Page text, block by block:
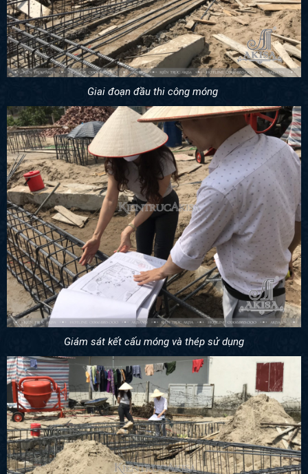
Giai đoạn đầu thi công móng
Giám sát kết cấu móng và thép sử dụng